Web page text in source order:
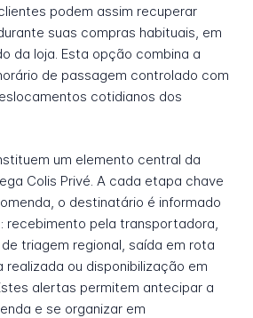
podem assim recuperar
suas compras habituais, em
da loja. Esta opção combina a
de passagem controlado com
cotidianos dos
um elemento central da
Colis Privé. A cada etapa chave
o destinatário é informado
: recebimento pela transportadora,
triagem regional, saída em rota
ou disponibilização em
alertas permitem antecipar a
e se organizar em